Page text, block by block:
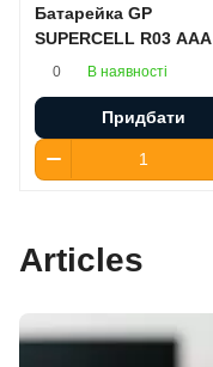
Батарейка GP
SUPERCELL R03 AAA
0 В наявності
Придбати
Articles